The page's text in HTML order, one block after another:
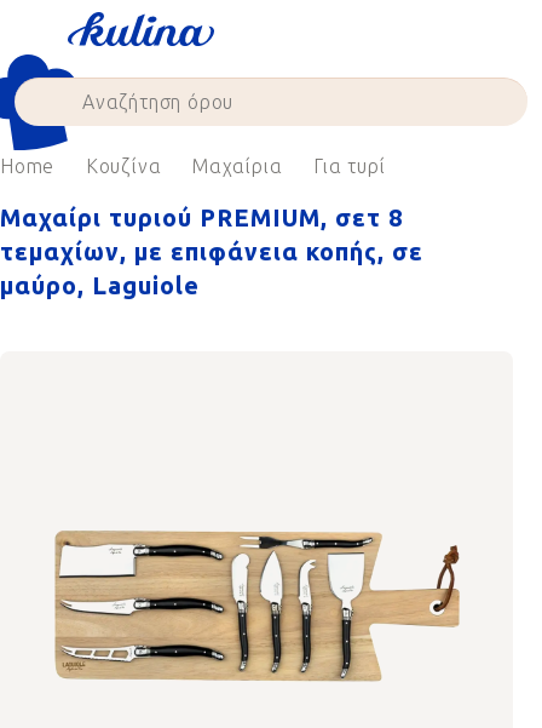
content
Home Κουζίνα Μαχαίρια Για τυρί
Μαχαίρι τυριού PREMIUM, σετ 8
τεμαχίων, με επιφάνεια κοπής, σε
μαύρο, Laguiole